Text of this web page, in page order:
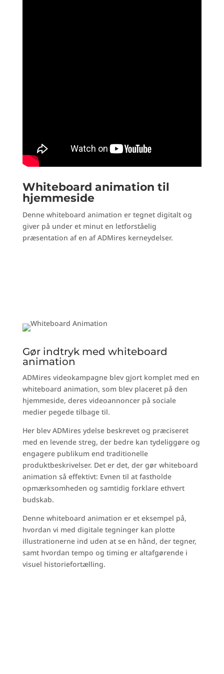
Whiteboard animation til
hjemmeside
Denne whiteboard animation er tegnet digitalt og
giver på under et minut en letforståelig
præsentation af en af ADMires kerneydelser.
Gør indtryk med whiteboard
animation
ADMires videokampagne blev gjort komplet med en
whiteboard animation, som blev placeret på den
hjemmeside, deres videoannoncer på sociale
medier pegede tilbage til.
Her blev ADMires ydelse beskrevet og præciseret
med en levende streg, der bedre kan tydeliggøre og
engagere publikum end traditionelle
produktbeskrivelser. Det er det, der gør whiteboard
animation så effektivt: Evnen til at fastholde
opmærksomheden og samtidig forklare ethvert
budskab.
Denne whiteboard animation er et eksempel på,
hvordan vi med digitale tegninger kan plotte
illustrationerne ind uden at se en hånd, der tegner,
samt hvordan tempo og timing er altafgørende i
visuel historiefortælling.